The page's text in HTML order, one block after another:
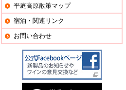
平庭高原散策マップ
宿泊・関連リンク
お問い合わせ